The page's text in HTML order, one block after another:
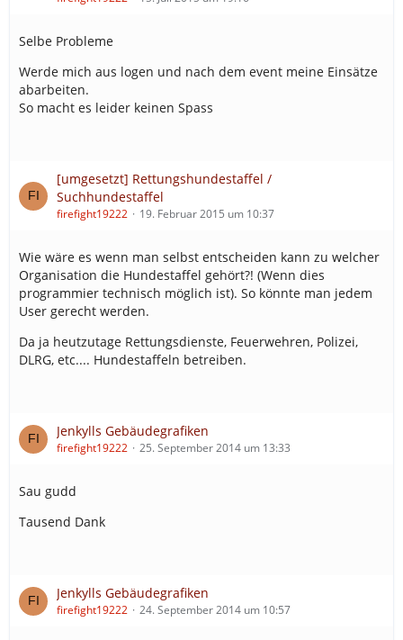
Selbe Probleme
Werde mich aus logen und nach dem event meine Einsätze
abarbeiten.
So macht es leider keinen Spass
[umgesetzt] Rettungshundestaffel /
Suchhundestaffel
firefight19222 19. Februar 2015 um 10:37
Wie wäre es wenn man selbst entscheiden kann zu welcher
Organisation die Hundestaffel gehört?! (Wenn dies
programmier technisch möglich ist). So könnte man jedem
User gerecht werden.
Da ja heutzutage Rettungsdienste, Feuerwehren, Polizei,
DLRG, etc.... Hundestaffeln betreiben.
Jenkylls Gebäudegrafiken
firefight19222 25. September 2014 um 13:33
Sau gudd
Tausend Dank
Jenkylls Gebäudegrafiken
firefight19222 24. September 2014 um 10:57